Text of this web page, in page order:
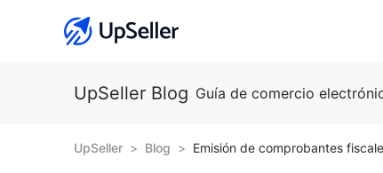
UpSeller Blog Guía de comercio
UpSeller Blog